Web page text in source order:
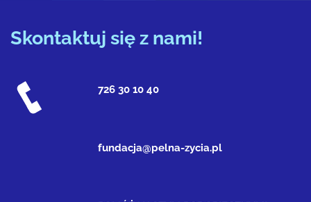
Skontaktuj się z nami!
726 30 10 40
fundacja@pelna-zycia.pl